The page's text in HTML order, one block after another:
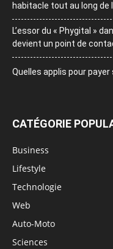
habitacle tout au long de
L’essor du « Phygital »
devient un point de
Quelles applis pour
CATÉGORIE
Business
Lifestyle
Technologie
Web
Auto-Moto
Sciences